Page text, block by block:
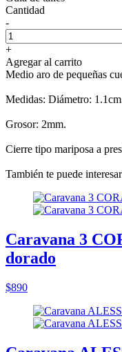
Cantidad
-
+
Agregar al carrito
Medio aro de pequeñas
Medidas: Diámetro:
Grosor: 2mm.
Cierre tipo mariposa a
También te puede interesar
Caravana 3
dorado
$890